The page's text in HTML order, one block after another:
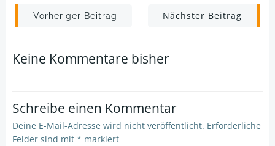
Post
navigation
Vorheriger Beitrag
Post
navigation
Nächster Beitrag
Keine Kommentare bisher
Schreibe einen Kommentar
Deine E-Mail-Adresse wird nicht veröffentlicht. Erforderliche
Felder sind mit * markiert